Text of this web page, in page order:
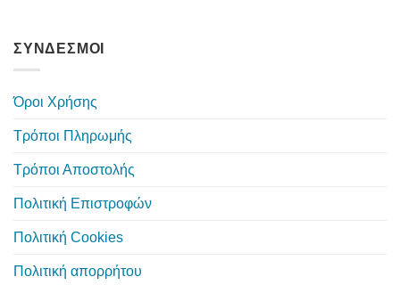
ΣΥΝΔΕΣΜΟΙ
Όροι Χρήσης
Τρόποι Πληρωμής
Τρόποι Αποστολής
Πολιτική Επιστροφών
Πολιτική Cookies
Πολιτική απορρήτου